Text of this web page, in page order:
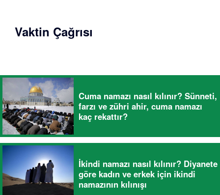
Vaktin Çağrısı
Cuma namazı nasıl kılınır? Sünneti,
farzı ve zühri ahir, cuma namazı
kaç rekattır?
İkindi namazı nasıl kılınır? Diyanete
göre kadın ve erkek için ikindi
namazının kılınışı